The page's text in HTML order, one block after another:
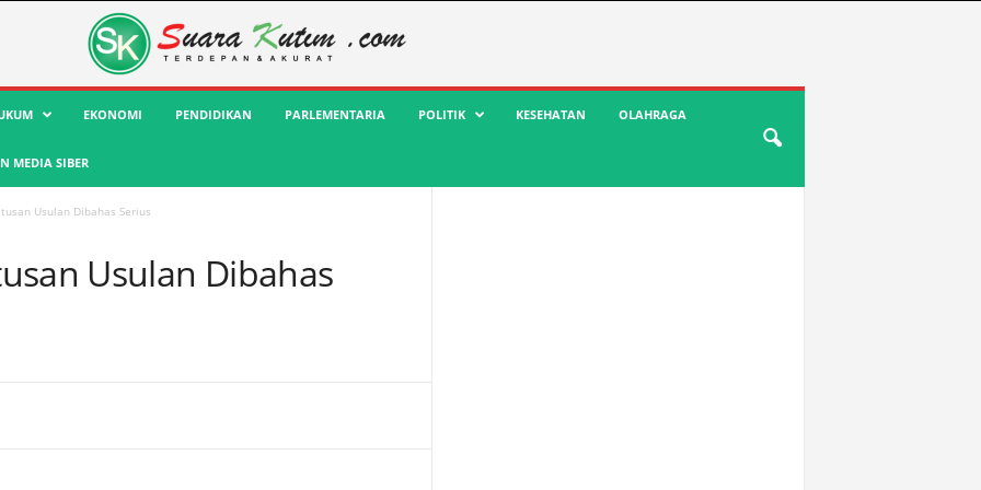
EKONOMI PENDIDIKAN PARLEMENTARIA POLITIK KESEHATAN OLAHRAGA
MEDIA SIBER
Usulan Dibahas Serius
Usulan Dibahas